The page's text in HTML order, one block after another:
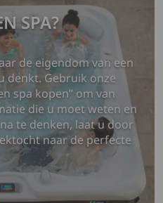
SPA?
de eigendom van een
denkt. Gebruik onze
spa kopen” om van
die u moet weten en
te denken, laat u door
naar de perfecte